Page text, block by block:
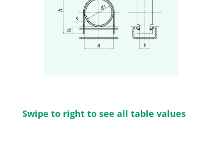
Swipe to right to see all table values